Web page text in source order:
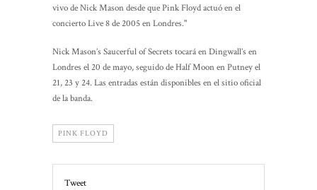
vivo de Nick Mason desde que Pink Floyd actuó en el
concierto Live 8 de 2005 en Londres."
Nick Mason’s Saucerful of Secrets tocará en Dingwall’s en
Londres el 20 de mayo, seguido de Half Moon en Putney el
21, 23 y 24. Las entradas están disponibles en el sitio oficial
de la banda.
PINK FLOYD
Tweet